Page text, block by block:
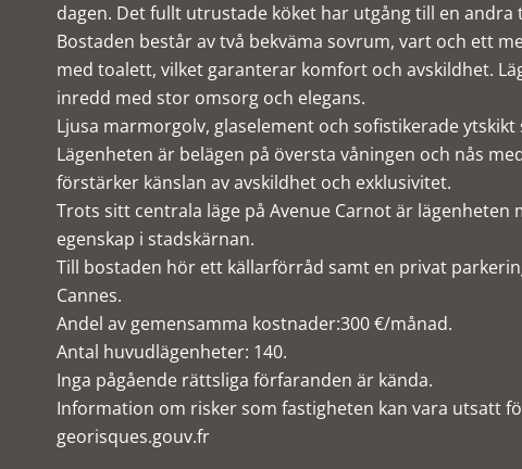
dagen. Det fullt utrustade köket har utgång till en
Bostaden består av två bekväma sovrum, vart och ett
med toalett, vilket garanterar komfort och avskildhet.
inredd med stor omsorg och elegans.
Ljusa marmorgolv, glaselement och sofistikerade
Lägenheten är belägen på översta våningen och nås
förstärker känslan av avskildhet och exklusivitet.
Trots sitt centrala läge på Avenue Carnot är
egenskap i stadskärnan.
Till bostaden hör ett källarförråd samt en privat
Cannes.
Andel av gemensamma kostnader:300 €/månad.
Antal huvudlägenheter: 140.
Inga pågående rättsliga förfaranden är kända.
Information om risker som fastigheten kan vara utsatt
georisques.gouv.fr